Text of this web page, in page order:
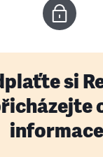
si